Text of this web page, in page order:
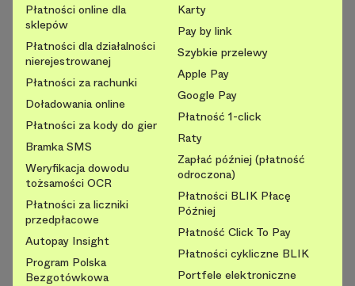
Płatności online dla
sklepów
Płatności dla działalności
nierejestrowanej
Płatności za rachunki
Doładowania online
Płatności za kody do gier
Bramka SMS
Weryfikacja dowodu
tożsamości OCR
Płatności za liczniki
przedpłacowe
Autopay Insight
Program Polska
Bezgotówkowa
Karty
Pay by link
Szybkie przelewy
Apple Pay
Google Pay
Płatność 1-click
Raty
Zapłać później (płatność
odroczona)
Płatności BLIK Płacę
Później
Płatność Click To Pay
Płatności cykliczne BLIK
Portfele elektroniczne